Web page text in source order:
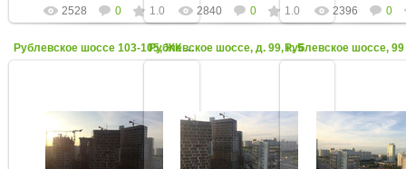
2528 0 1.0 2840 0 1.0 2396 0
Рублевское шоссе 103-105, ЖК Вандер Парк
11 Октября 2017
Август 2017
Рублевское шоссе, д. 99, к. 5
11 Октября 2017
Август 2017
Рублевское шоссе, 99
11 Октября
Август 2017